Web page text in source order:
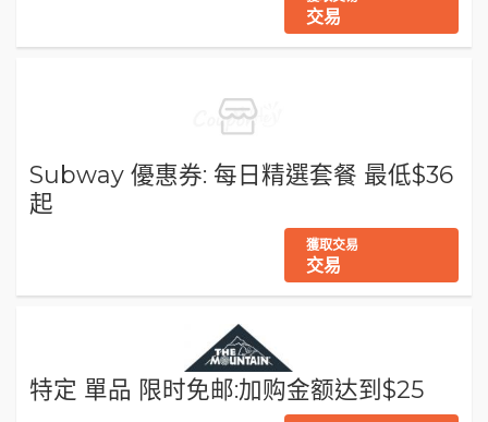
交易
Subway 優惠券: 每日精選套餐 最低$36
起
獲取交易
交易
特定 單品 限时免邮:加购金额达到$25